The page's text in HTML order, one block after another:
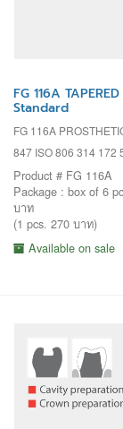
FG 116A
Standard
FG 116A
847 ISO 806 314 172
Product # FG 116A
Package : box of 6
บาท
(1 pcs. 270 บาท)
Available on sale